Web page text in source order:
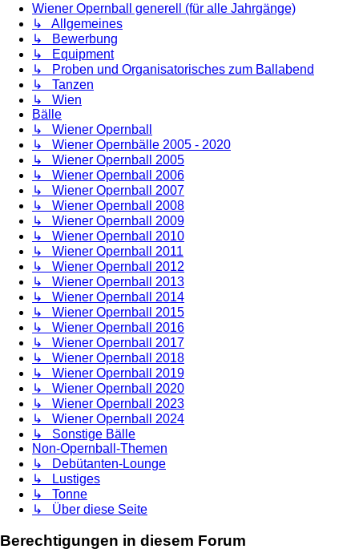
Wiener Opernball generell (für alle Jahrgänge)
↳ Allgemeines
↳ Bewerbung
↳ Equipment
↳ Proben und Organisatorisches zum Ballabend
↳ Tanzen
↳ Wien
Bälle
↳ Wiener Opernball
↳ Wiener Opernbälle 2005 - 2020
↳ Wiener Opernball 2005
↳ Wiener Opernball 2006
↳ Wiener Opernball 2007
↳ Wiener Opernball 2008
↳ Wiener Opernball 2009
↳ Wiener Opernball 2010
↳ Wiener Opernball 2011
↳ Wiener Opernball 2012
↳ Wiener Opernball 2013
↳ Wiener Opernball 2014
↳ Wiener Opernball 2015
↳ Wiener Opernball 2016
↳ Wiener Opernball 2017
↳ Wiener Opernball 2018
↳ Wiener Opernball 2019
↳ Wiener Opernball 2020
↳ Wiener Opernball 2023
↳ Wiener Opernball 2024
↳ Sonstige Bälle
Non-Opernball-Themen
↳ Debütanten-Lounge
↳ Lustiges
↳ Tonne
↳ Über diese Seite
Berechtigungen in diesem Forum